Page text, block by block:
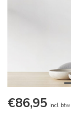
€86,95 Incl. btw